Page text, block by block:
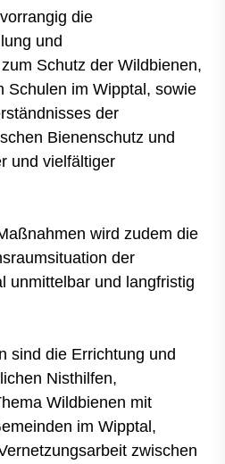
die
und
Schutz der Wildbienen,
Schulen im Wipptal, sowie
der
Bienenschutz und
und vielfältiger
wird zudem die
der
unmittelbar und langfristig
sind die Errichtung und
Nisthilfen,
Wildbienen mit
im Wipptal,
zwischen